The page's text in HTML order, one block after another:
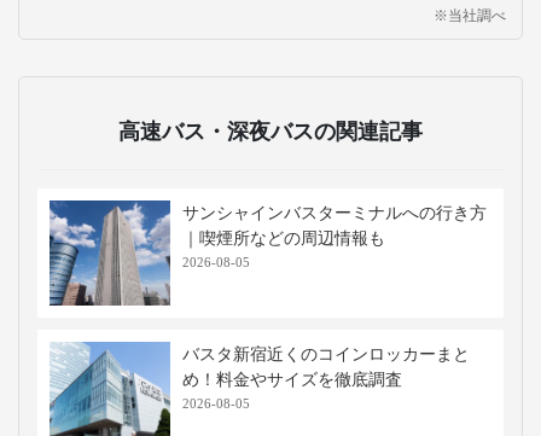
※当社調べ
高速バス・深夜バスの関連記事
サンシャインバスターミナルへの行き方
｜喫煙所などの周辺情報も
2026-08-05
バスタ新宿近くのコインロッカーまと
め！料金やサイズを徹底調査
2026-08-05